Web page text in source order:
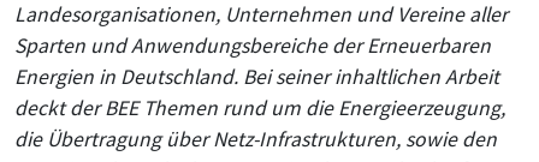
Landesorganisationen, Unternehmen und Vereine aller
Sparten und Anwendungsbereiche der Erneuerbaren
Energien in Deutschland. Bei seiner inhaltlichen Arbeit
deckt der BEE Themen rund um die Energieerzeugung,
die Übertragung über Netz-Infrastrukturen, sowie den